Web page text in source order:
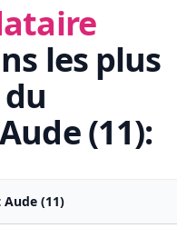
les plus
Aude(11):
Aude (11)